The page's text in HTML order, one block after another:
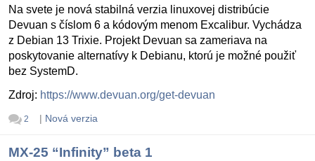
Na svete je nová stabilná verzia linuxovej distribúcie
Devuan s číslom 6 a kódovým menom Excalibur. Vychádza
z Debian 13 Trixie. Projekt Devuan sa zameriava na
poskytovanie alternatívy k Debianu, ktorú je možné použiť
bez SystemD.
Zdroj: https://www.devuan.org/get-devuan
2 | Nová verzia
MX-25 “Infinity” beta 1